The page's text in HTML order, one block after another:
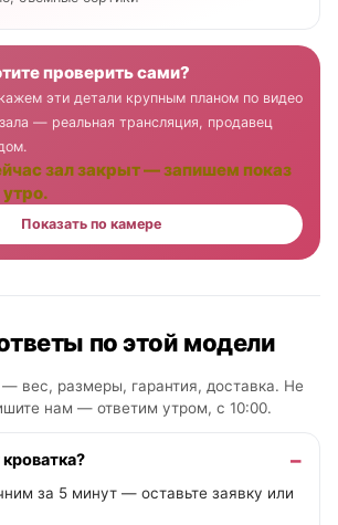
проверить сами?
эти детали крупным планом по видео
— реальная трансляция, продавец
зал закрыт — запишем показ
утро.
Показать по камере
по этой модели
— вес, размеры, гарантия, доставка. Не
нам — ответим утром, с 10:00.
за 5 минут — оставьте заявку или